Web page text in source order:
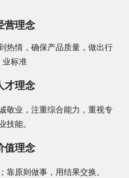
营理念
热情，确保产品质量，做出行
业标准
才理念
敬业，注重综合能力，重视专
技能。
值理念
靠原则做事，用结果交换。